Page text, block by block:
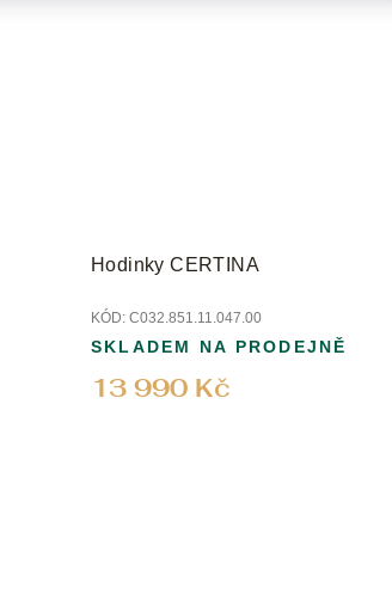
Hodinky CERTINA
KÓD: C032.851.11.047.00
13 990 Kč
SKLADEM NA PRODEJNĚ